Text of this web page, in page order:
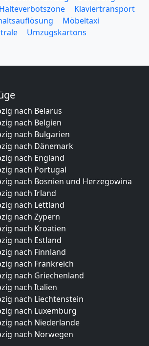
Halteverbotszone
Klaviertransport
Möbeltaxi
Umzugskartons
nach Belarus
nach Belgien
nach Bulgarien
nach Dänemark
nach England
nach Portugal
nach Bosnien und Herzegowina
nach Irland
nach Lettland
nach Zypern
nach Kroatien
nach Estland
nach Finnland
nach Frankreich
nach Griechenland
nach Italien
nach Liechtenstein
nach Luxemburg
nach Niederlande
nach Norwegen